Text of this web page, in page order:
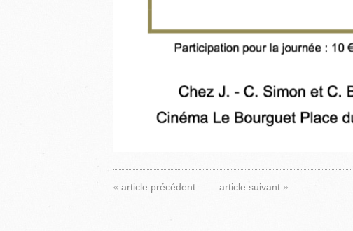
« article précédent article suivant »